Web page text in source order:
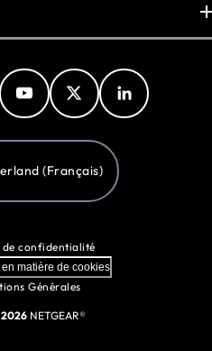
(Français)
de confidentialité
matière de cookies
Générales
NETGEAR®